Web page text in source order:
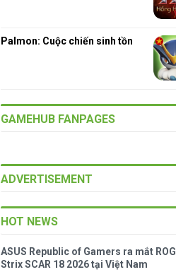
Palmon: Cuộc chiến sinh tồn
GAMEHUB FANPAGES
ADVERTISEMENT
HOT NEWS
ASUS Republic of Gamers ra mắt ROG
Strix SCAR 18 2026 tại Việt Nam